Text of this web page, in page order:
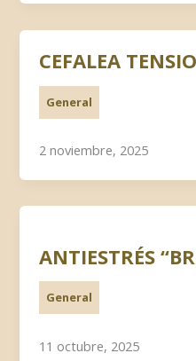
CEFALEA
General
2 noviembre, 2025
ANTIESTRÉS
General
11 octubre, 2025